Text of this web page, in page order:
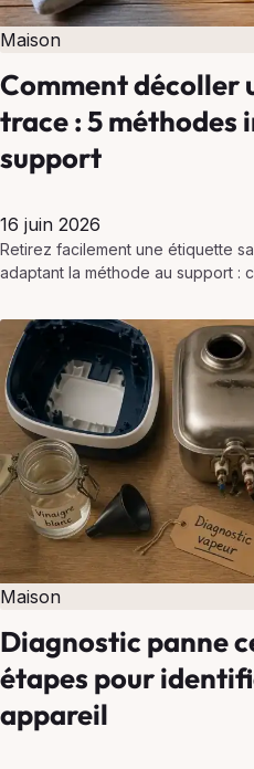
Maison
Comment décoller
trace : 5 méthodes
support
16 juin 2026
Retirez facilement une étiquette
adaptant la méthode au support :
Maison
Diagnostic panne
étapes pour
appareil